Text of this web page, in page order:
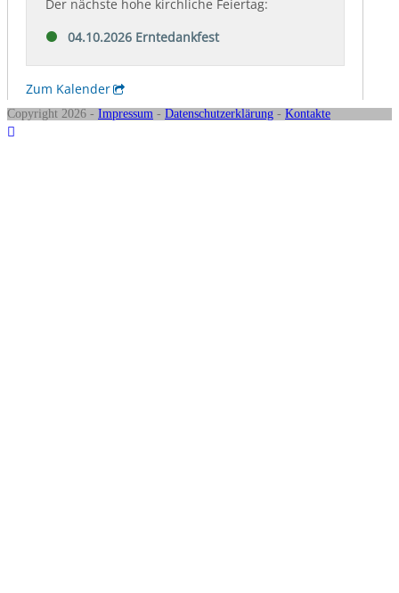
Copyright 2026 - Impressum - Datenschutzerklärung - Kontakte